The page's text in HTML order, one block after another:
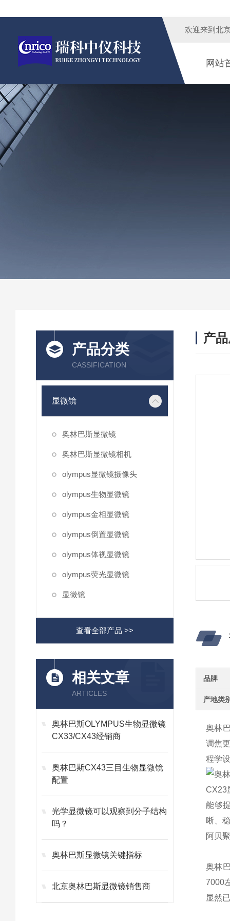
欢迎来到 北
网站
产品分类
CASSIFICATION
显微镜
奥林巴斯显微镜
奥林巴斯显微镜相机
olympus显微镜摄像头
olympus生物显微镜
olympus金相显微镜
olympus倒置显微镜
olympus体视显微镜
olympus荧光显微镜
显微镜
查看全部产品 >>
相关文章
ARTICLES
奥林巴斯OLYMPUS生物显微镜
CX33/CX43经销商
奥林巴斯CX43三目生物显微镜
配置
光学显微镜可以观察到分子结构
吗？
奥林巴斯显微镜关键指标
北京奥林巴斯显微镜销售商
产
品牌
产地类
奥林
调焦
程学
CX23
能够
晰、
阿贝
奥林
7000
显然